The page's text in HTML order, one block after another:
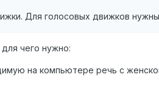
Для голосовых движков
чего нужно:
на компьютере речь с